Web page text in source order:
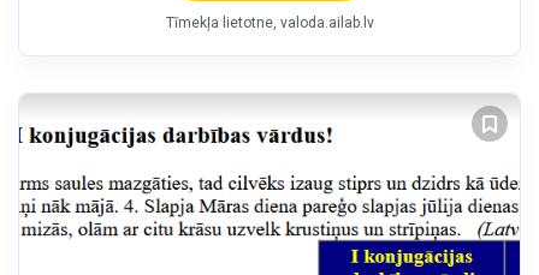
Tīmekļa lietotne valoda.ailab.lv